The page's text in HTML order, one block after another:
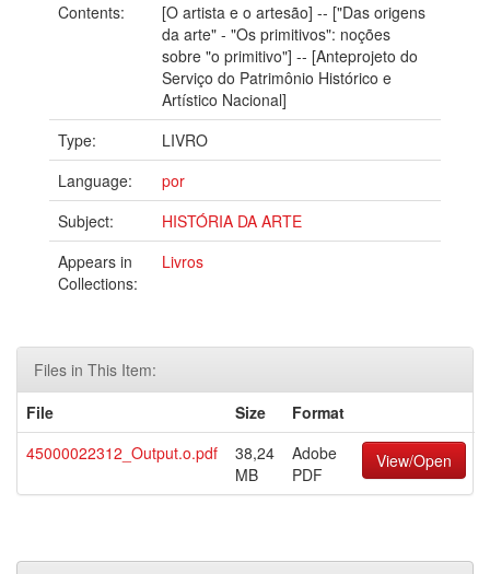
Contents:
[O artista e o artesão] -- ["Das origens
da arte" - "Os primitivos": noções
sobre "o primitivo"] -- [Anteprojeto do
Serviço do Patrimônio Histórico e
Artístico Nacional]
Type:
LIVRO
Language:
por
Subject:
HISTÓRIA DA ARTE
Appears in
Collections:
Livros
Files in This Item:
File
Size
Format
45000022312_Output.o.pdf
38,24
MB
Adobe
PDF
View/Open